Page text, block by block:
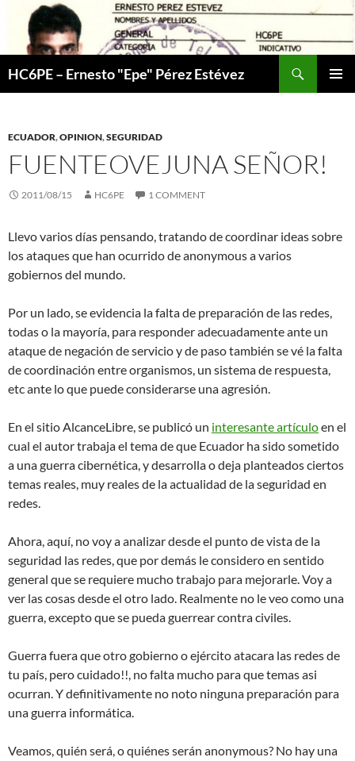
content
HC6PE – Ernesto "Epe" Pérez Estévez
ECUADOR,OPINION,SEGURIDAD
FUENTEOVEJUNA SEÑOR!
2011/08/15 HC6PE 1 COMMENT
Llevo varios días pensando, tratando de coordinar ideas sobre
los ataques que han ocurrido de anonymous a varios
gobiernos del mundo.
Por un lado, se evidencia la falta de preparación de las redes,
todas o la mayoría, para responder adecuadamente ante un
ataque de negación de servicio y de paso también se vé la falta
de coordinación entre organismos, un sistema de respuesta,
etc ante lo que puede considerarse una agresión.
En el sitio AlcanceLibre, se publicó un interesante artículoen el
cual el autor trabaja el tema de que Ecuador ha sido sometido
a una guerra cibernética, y desarrolla o deja planteados ciertos
temas reales, muy reales de la actualidad de la seguridad en
redes.
Ahora, aquí, no voy a analizar desde el punto de vista de la
seguridad las redes, que por demás le considero en sentido
general que se requiere mucho trabajo para mejorarle. Voy a
ver las cosas desde el otro lado. Realmente no le veo como una
guerra, excepto que se pueda guerrear contra civiles.
Guerra fuera que otro gobierno o ejército atacara las redes de
tu país, pero cuidado!!, no falta mucho para que temas asi
ocurran. Y definitivamente no noto ninguna preparación para
una guerra informática.
Veamos, quién será, o quiénes serán anonymous? No hay una